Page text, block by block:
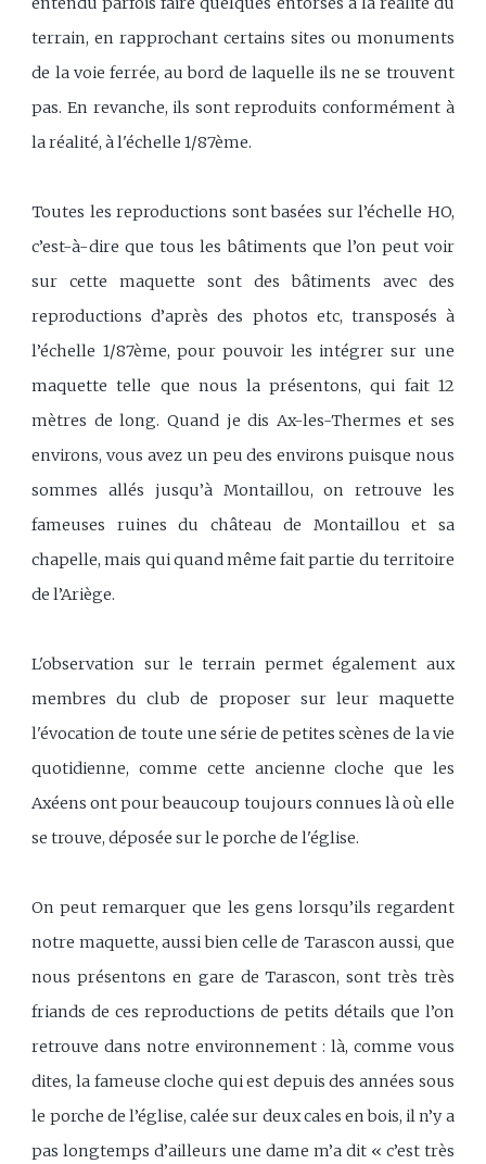
terrain, en rapprochant certains sites ou monuments
de la voie ferrée, au bord de laquelle ils ne se trouvent
pas. En revanche, ils sont reproduits conformément à
la réalité, à l'échelle 1/87ème.
Toutes les reproductions sont basées sur l’échelle HO,
c’est-à-dire que tous les bâtiments que l’on peut voir
sur cette maquette sont des bâtiments avec des
reproductions d’après des photos etc, transposés à
l’échelle 1/87ème, pour pouvoir les intégrer sur une
maquette telle que nous la présentons, qui fait 12
mètres de long. Quand je dis Ax-les-Thermes et ses
environs, vous avez un peu des environs puisque nous
sommes allés jusqu’à Montaillou, on retrouve les
fameuses ruines du château de Montaillou et sa
chapelle, mais qui quand même fait partie du territoire
de l’Ariège.
L'observation sur le terrain permet également aux
membres du club de proposer sur leur maquette
l'évocation de toute une série de petites scènes de la vie
quotidienne, comme cette ancienne cloche que les
Axéens ont pour beaucoup toujours connues là où elle
se trouve, déposée sur le porche de l'église.
On peut remarquer que les gens lorsqu’ils regardent
notre maquette, aussi bien celle de Tarascon aussi, que
nous présentons en gare de Tarascon, sont très très
friands de ces reproductions de petits détails que l’on
retrouve dans notre environnement : là, comme vous
dites, la fameuse cloche qui est depuis des années sous
le porche de l’église, calée sur deux cales en bois, il n’y a
pas longtemps d’ailleurs une dame m’a dit « c’est très